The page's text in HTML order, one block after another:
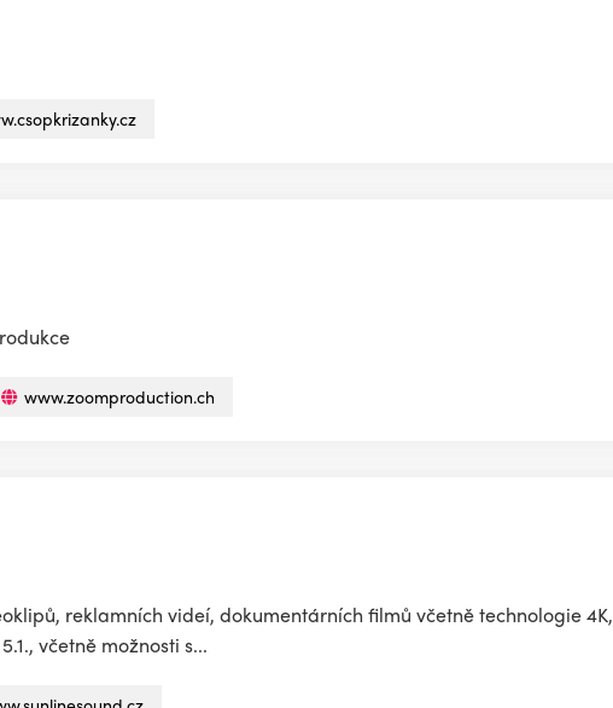
www.zoomproduction.ch
reklamních videí, dokumentárních filmů včetně technologie 4K,
včetně možnosti s...